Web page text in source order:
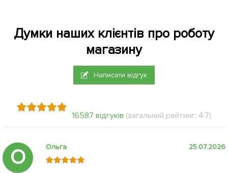
Думки наших клієнтів про роботу
магазину
Написати відгук
16587 відгуків (загальний рейтинг: 4.7)
О Ольга 25.07.2026